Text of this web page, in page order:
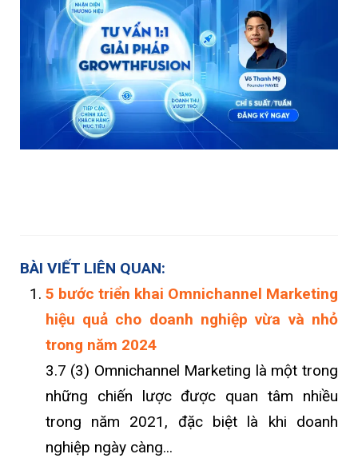
BÀI VIẾT LIÊN QUAN:
5 bước triển khai Omnichannel Marketing
hiệu quả cho doanh nghiệp vừa và nhỏ
trong năm 2024
3.7 (3) Omnichannel Marketing là một trong
những chiến lược được quan tâm nhiều
trong năm 2021, đặc biệt là khi doanh
nghiệp ngày càng...